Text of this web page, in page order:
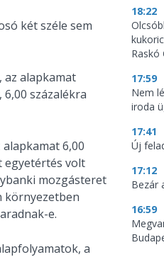
két széle sem
az alapkamat
százalékra
6,00
egyetértés volt
mozgásteret
környezetben
e.
a
18:22
Raskó
17:59
Nem
iroda
17:41
Új
17:12
Bezár
16:59